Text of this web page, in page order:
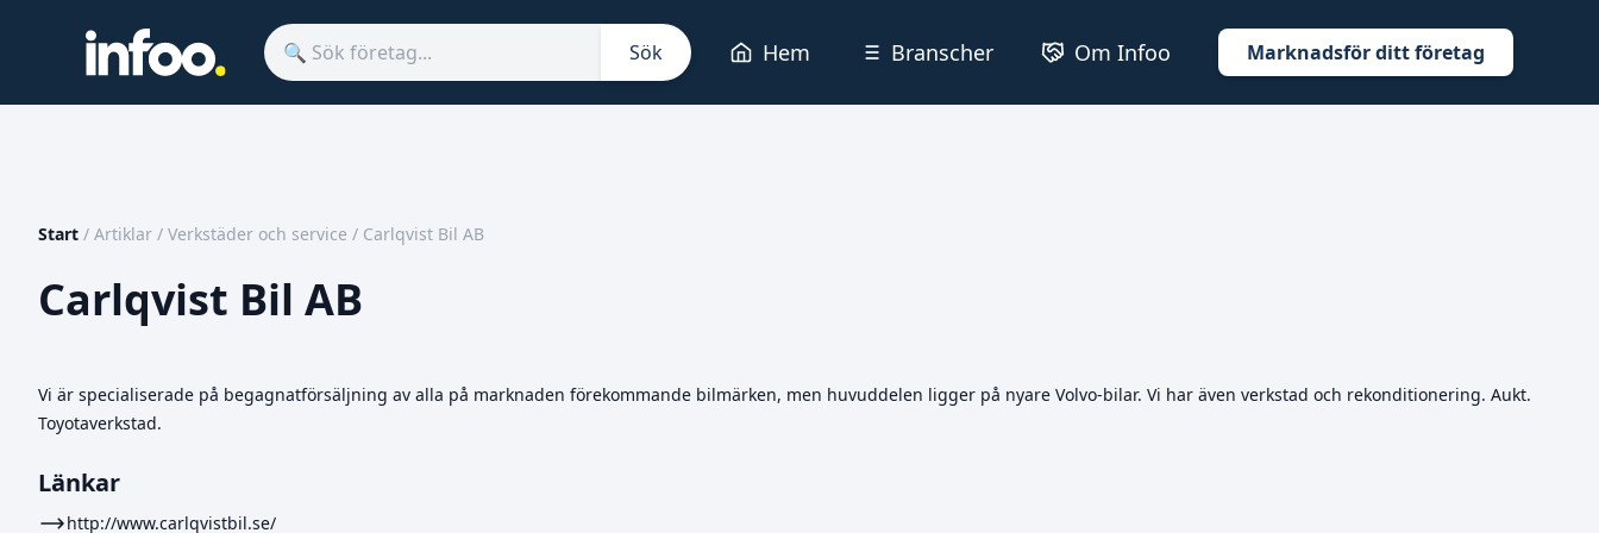
Sök Hem Branscher Om Infoo Marknadsför ditt företag
Start / Artiklar / Verkstäder och service / Carlqvist Bil AB
Carlqvist Bil AB
Vi är specialiserade på begagnatförsäljning av alla på marknaden förekommande bilmärken, men huvuddelen ligger på nyare Volvo-bilar. Vi har även verkstad och rekonditionering. Aukt.
Toyotaverkstad.
Länkar
http://www.carlqvistbil.se/